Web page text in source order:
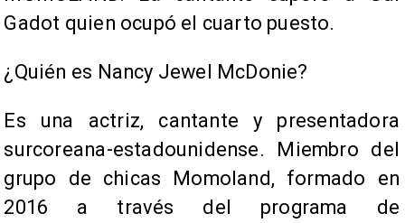
Gadot quien ocupó el cuarto puesto.
​¿Quién es Nancy Jewel McDonie?
Es una actriz, cantante y presentadora
surcoreana-estadounidense. Miembro del
grupo de chicas Momoland, formado en
2016 a través del programa de